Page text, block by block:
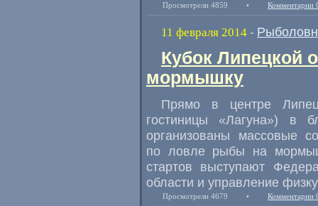
Просмотрели 4859 • Комментарии
11 февраля 2014 -
Кубок Липецкой
мормышку
Прямо в центре
гостиницы «Лагуна») в
организованы массовые
по ловле рыбы на
стартов выступают
области и управление
Просмотрели 4679 • Комментарии